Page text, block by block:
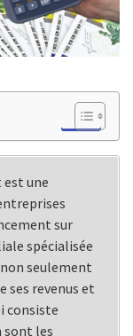
une
sur
spécialisée
seulement
ses revenus et
consiste
sont les